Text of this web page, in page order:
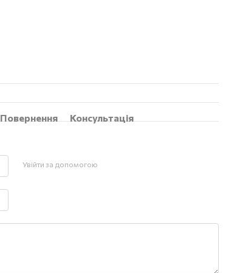
Повернення
Консультація
Увійти за допомогою